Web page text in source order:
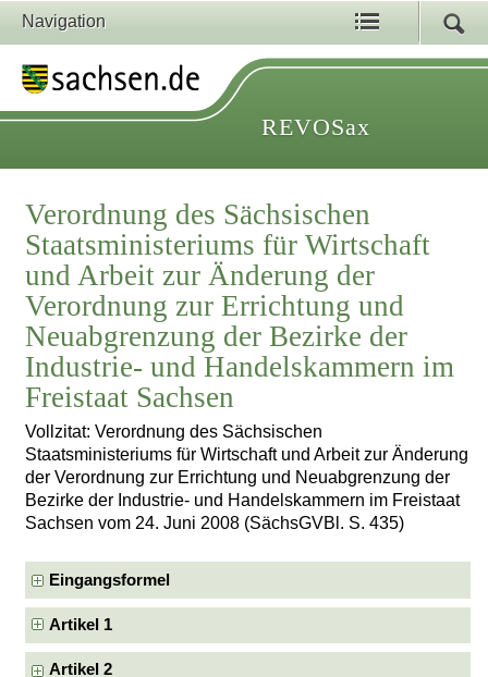
Navigation
REVOSax
Verordnung des Sächsischen
Staatsministeriums für Wirtschaft
und Arbeit zur Änderung der
Verordnung zur Errichtung und
Neuabgrenzung der Bezirke der
Industrie- und Handelskammern im
Freistaat Sachsen
Vollzitat: Verordnung des Sächsischen
Staatsministeriums für Wirtschaft und Arbeit zur Änderung
der Verordnung zur Errichtung und Neuabgrenzung der
Bezirke der Industrie- und Handelskammern im Freistaat
Sachsen vom 24. Juni 2008 (SächsGVBl. S. 435)
Eingangsformel
Artikel 1
Artikel 2